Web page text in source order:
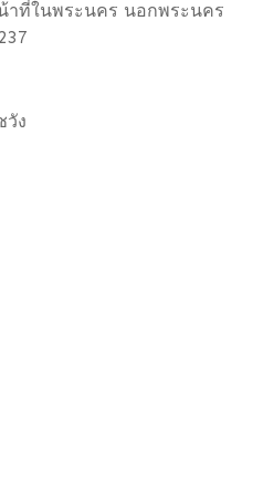
าที่ในพระนคร นอกพระนคร
วัง